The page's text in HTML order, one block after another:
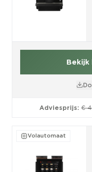
Bekijk
Adviesprijs: €
Volautomaat